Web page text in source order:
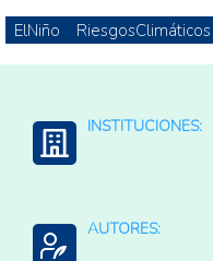
ElNiño RiesgosClimáticos
INSTITUCIONES:
AUTORES: